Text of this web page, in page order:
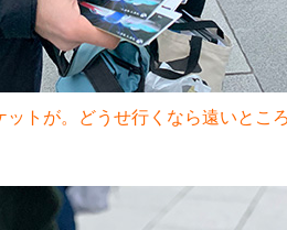
トが。どうせ行くなら遠いとこ